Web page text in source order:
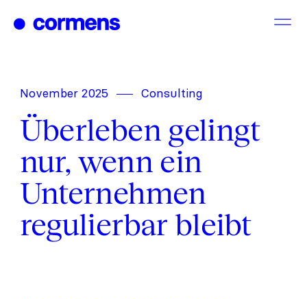
Inhalt
November 2025 Consulting
Überleben gelingt
nur, wenn ein
Unternehmen
regulierbar bleibt